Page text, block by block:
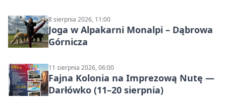
8 sierpnia 2026, 11:00
Joga w Alpakarni Monalpi – Dąbrowa
Górnicza
11 sierpnia 2026, 06:00
Fajna Kolonia na Imprezową Nutę —
Darłówko (11–20 sierpnia)